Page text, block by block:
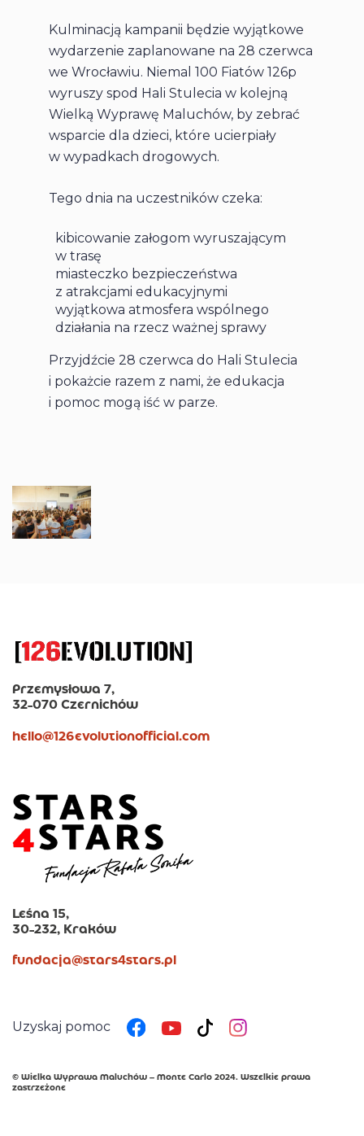
Kulminacją kampanii będzie wyjątkowe
wydarzenie zaplanowane na 28 czerwca
we Wrocławiu. Niemal 100 Fiatów 126p
wyruszy spod Hali Stulecia w kolejną
Wielką Wyprawę Maluchów, by zebrać
wsparcie dla dzieci, które ucierpiały
w wypadkach drogowych.
Tego dnia na uczestników czeka:
kibicowanie załogom wyruszającym
w trasę
miasteczko bezpieczeństwa
z atrakcjami edukacyjnymi
wyjątkowa atmosfera wspólnego
działania na rzecz ważnej sprawy
Przyjdźcie 28 czerwca do Hali Stulecia
i pokażcie razem z nami, że edukacja
i pomoc mogą iść w parze.
Przemysłowa 7,
32-070 Czernichów
hello@126evolutionofficial.com
Leśna 15,
30-232, Kraków
fundacja@stars4stars.pl
Uzyskaj pomoc
© Wielka Wyprawa Maluchów – Monte Carlo 2024. Wszelkie prawa
zastrzeżone